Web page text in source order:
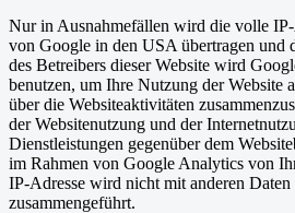
Nur in Ausnahmefällen wird die volle IP-
von Google in den USA übertragen und
des Betreibers dieser Website wird
benutzen, um Ihre Nutzung der Website
über die Websiteaktivitäten
der Websitenutzung und der
Dienstleistungen gegenüber dem
im Rahmen von Google Analytics von
IP-Adresse wird nicht mit anderen
zusammengeführt.